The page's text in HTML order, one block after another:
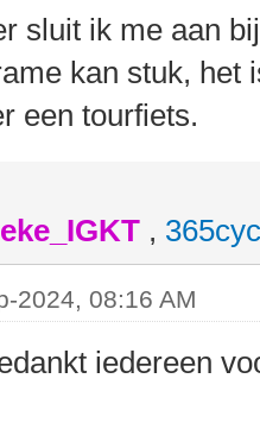
sluit ik me aan
kan stuk, het
een tourfiets.
,
2024, 08:16 AM
iedereen